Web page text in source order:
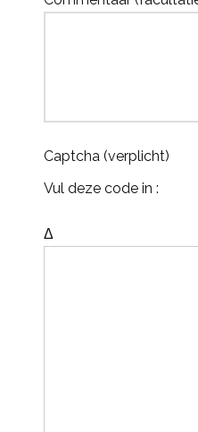
Captcha (verplicht)
Vul deze code in :
Δ